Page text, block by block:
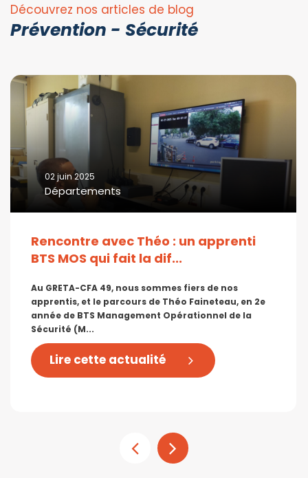
Découvrez nos articles de blog
Prévention - Sécurité
02 juin 2025
Départements
Rencontre avec Théo : un apprenti
BTS MOS qui fait la dif...
Au GRETA-CFA 49, nous sommes fiers de nos
apprentis, et le parcours de Théo Faineteau, en 2e
année de BTS Management Opérationnel de la
Sécurité (M...
Lire cette actualité